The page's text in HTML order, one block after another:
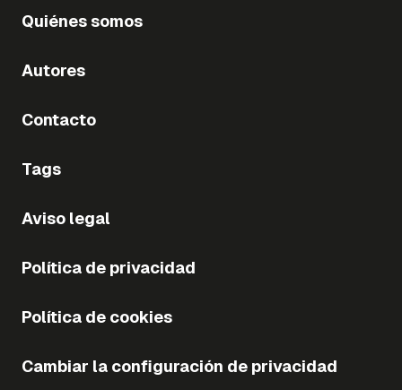
Quiénes somos
Autores
Contacto
Tags
Aviso legal
Política de privacidad
Política de cookies
Cambiar la configuración de privacidad